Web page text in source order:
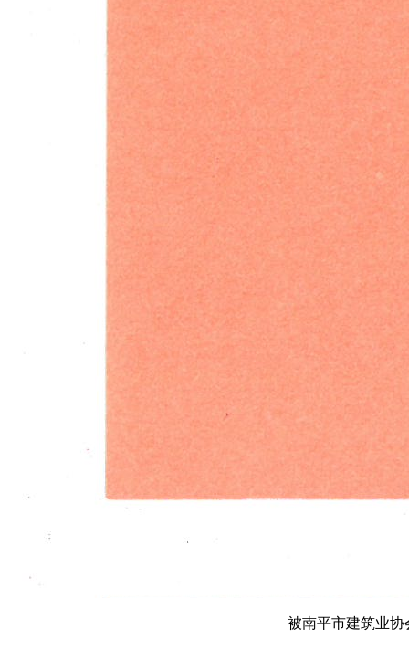
被南平市建筑业协